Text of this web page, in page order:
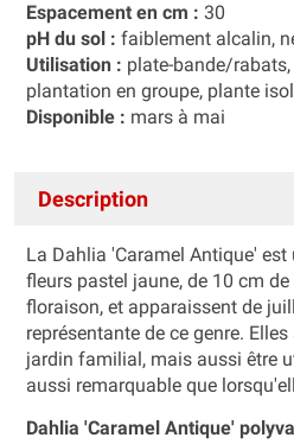
Espacement en cm : 30
pH du sol : faiblement alcalin,
Utilisation : plate-bande/
plantation en groupe, plante
Disponible : mars à mai
Description
La Dahlia 'Caramel Antique'
fleurs pastel jaune, de 10 cm
floraison, et apparaissent de
représentante de ce genre.
jardin familial, mais aussi être
aussi remarquable que
Dahlia 'Caramel Antique'